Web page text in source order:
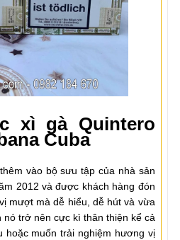
xì gà Quintero
Cuba
vào bộ sưu tập của nhà sản
2012 và được khách hàng đón
mượt mà dễ hiểu, dễ hút và vừa
nó trở nên cực kì thân thiện kể cả
hoặc muốn trải nghiệm hương vị